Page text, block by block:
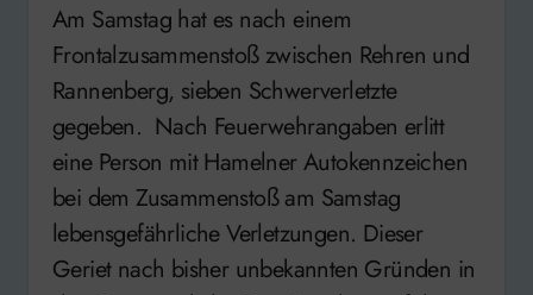
Am Samstag hat es nach einem
Frontalzusammenstoß zwischen Rehren und
Rannenberg, sieben Schwerverletzte
gegeben. Nach Feuerwehrangaben erlitt
eine Person mit Hamelner Autokennzeichen
bei dem Zusammenstoß am Samstag
lebensgefährliche Verletzungen. Dieser
Geriet nach bisher unbekannten Gründen in